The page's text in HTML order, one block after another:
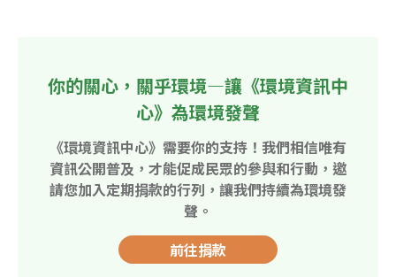
你的關心，關乎環境—讓《環境資訊中
心》為環境發聲
《環境資訊中心》需要你的支持！我們相信唯有
資訊公開普及，才能促成民眾的參與和行動，邀
請您加入定期捐款的行列，讓我們持續為環境發
聲。
前往捐款